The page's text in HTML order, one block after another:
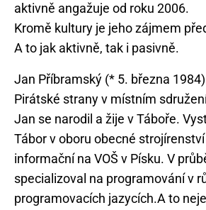
aktivně angažuje od roku 2006.
Kromě kultury je jeho zájmem
Jan Příbramský (* 5. března
Pirátské strany v místním
Jan se narodil a žije v Táboře.
Tábor v oboru obecné
informační na VOŠ v Písku. V
specializoval na programování v
programovacích jazycích.A to